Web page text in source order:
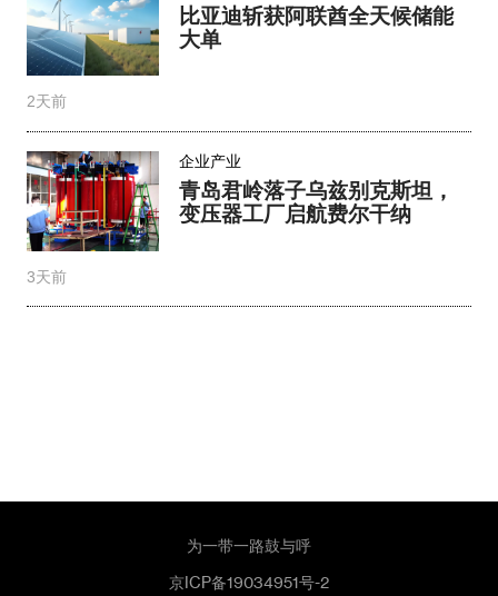
比亚迪斩获阿联酋全天候储能
大单
2天前
企业产业
青岛君岭落子乌兹别克斯坦，
变压器工厂启航费尔干纳
3天前
为一带一路鼓与呼
京ICP备19034951号-2